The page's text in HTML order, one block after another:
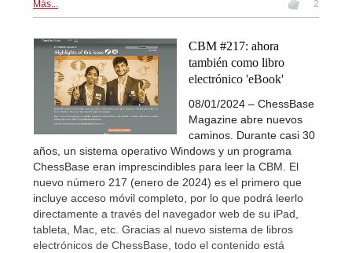
Más... 2
CBM #217: ahora
también como libro
electrónico 'eBook'
08/01/2024 – ChessBase
Magazine abre nuevos
caminos. Durante casi 30
años, un sistema operativo Windows y un programa
ChessBase eran imprescindibles para leer la CBM. El
nuevo número 217 (enero de 2024) es el primero que
incluye acceso móvil completo, por lo que podrá leerlo
directamente a través del navegador web de su iPad,
tableta, Mac, etc. Gracias al nuevo sistema de libros
electrónicos de ChessBase, todo el contenido está